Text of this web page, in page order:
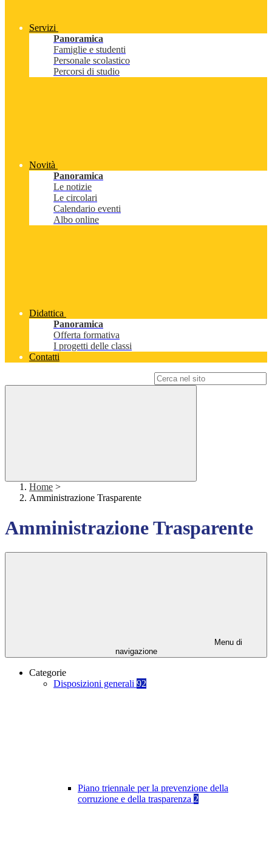
Servizi
Panoramica
Famiglie e studenti
Personale scolastico
Percorsi di studio
Novità
Panoramica
Le notizie
Le circolari
Calendario eventi
Albo online
Didattica
Panoramica
Offerta formativa
I progetti delle classi
Contatti
Home >
Amministrazione Trasparente
Amministrazione Trasparente
Menu di
navigazione
Categorie
Disposizioni generali 92
Piano triennale per la prevenzione della
corruzione e della trasparenza 2